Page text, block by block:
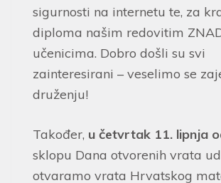
sigurnosti na internetu te, za
diploma našim redovitim
učenicima. Dobro došli su svi
zainteresirani – veselimo se
druženju!
Također, u četvrtak 11. lipnja
sklopu Dana otvorenih vrata
otvaramo vrata Hrvatskog